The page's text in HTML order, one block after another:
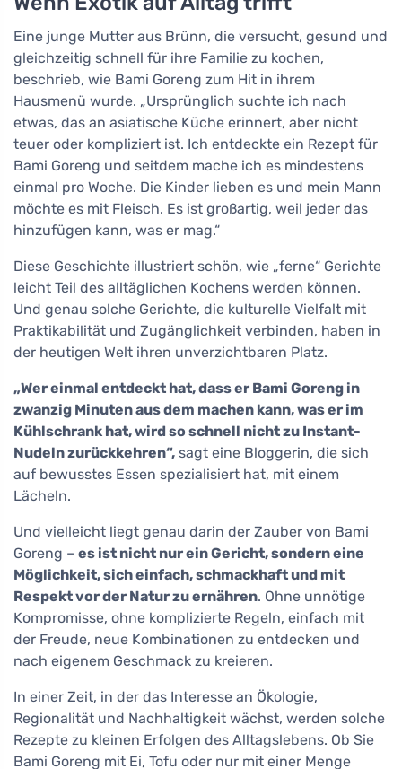
Eine junge Mutter aus Brünn, die versucht, gesund und
gleichzeitig schnell für ihre Familie zu kochen,
beschrieb, wie Bami Goreng zum Hit in ihrem
Hausmenü wurde. „Ursprünglich suchte ich nach
etwas, das an asiatische Küche erinnert, aber nicht
teuer oder kompliziert ist. Ich entdeckte ein Rezept für
Bami Goreng und seitdem mache ich es mindestens
einmal pro Woche. Die Kinder lieben es und mein Mann
möchte es mit Fleisch. Es ist großartig, weil jeder das
hinzufügen kann, was er mag.“
Diese Geschichte illustriert schön, wie „ferne“ Gerichte
leicht Teil des alltäglichen Kochens werden können.
Und genau solche Gerichte, die kulturelle Vielfalt mit
Praktikabilität und Zugänglichkeit verbinden, haben in
der heutigen Welt ihren unverzichtbaren Platz.
„Wer einmal entdeckt hat, dass er Bami Goreng in
zwanzig Minuten aus dem machen kann, was er im
Kühlschrank hat, wird so schnell nicht zu Instant-
Nudeln zurückkehren“, sagt eine Bloggerin, die sich
auf bewusstes Essen spezialisiert hat, mit einem
Lächeln.
Und vielleicht liegt genau darin der Zauber von Bami
Goreng – es ist nicht nur ein Gericht, sondern eine
Möglichkeit, sich einfach, schmackhaft und mit
Respekt vor der Natur zu ernähren. Ohne unnötige
Kompromisse, ohne komplizierte Regeln, einfach mit
der Freude, neue Kombinationen zu entdecken und
nach eigenem Geschmack zu kreieren.
In einer Zeit, in der das Interesse an Ökologie,
Regionalität und Nachhaltigkeit wächst, werden solche
Rezepte zu kleinen Erfolgen des Alltagslebens. Ob Sie
Bami Goreng mit Ei, Tofu oder nur mit einer Menge